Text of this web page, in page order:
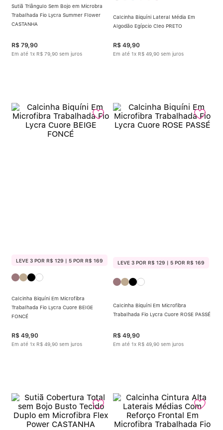
Sutiã Triângulo Sem Bojo em Microbra
Trabalhada Fio Lycra Summer Flower
CASTANHA
R$ 79,90
Em até 1x R$ 79 90 sem juros
Calcinha Biquíni Lateral Média Em
Algodão Egípcio Cleo PRETO
R$ 49,90
Em até 1x R$ 49 90 sem juros
LEVE 3 POR R$ 129 | 5 POR R$ 169
Calcinha Biquíni Em Microfibra
Trabalhada Fio Lycra Cuore BEIGE
FONCÉ
R$ 49,90
Em até 1x R$ 49 90 sem juros
LEVE 3 POR R$ 129 | 5 POR R$ 169
Calcinha Biquíni Em Microfibra
Trabalhada Fio Lycra Cuore ROSE PASSÉ
R$ 49,90
Em até 1x R$ 49 90 sem juros